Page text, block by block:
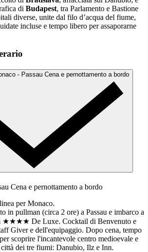
di Budapest, tra Parlamento e Bastione
diverse, unite dal filo d’acqua del fiume,
incluse e tempo libero per assaporarne
- Passau Cena e pernottamento a bordo
Cena e pernottamento a bordo
per Monaco.
in pullman (circa 2 ore) a Passau e imbarco a
★★★★ De Luxe. Cocktail di Benvenuto e
Giver e dell'equipaggio. Dopo cena, tempo
scoprire l'incantevole centro medioevale e
città dei tre fiumi: Danubio, Ilz e Inn.